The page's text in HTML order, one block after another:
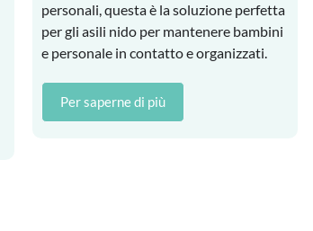
personali, questa è la soluzione perfetta
per gli asili nido per mantenere bambini
e personale in contatto e organizzati.
Per saperne di più